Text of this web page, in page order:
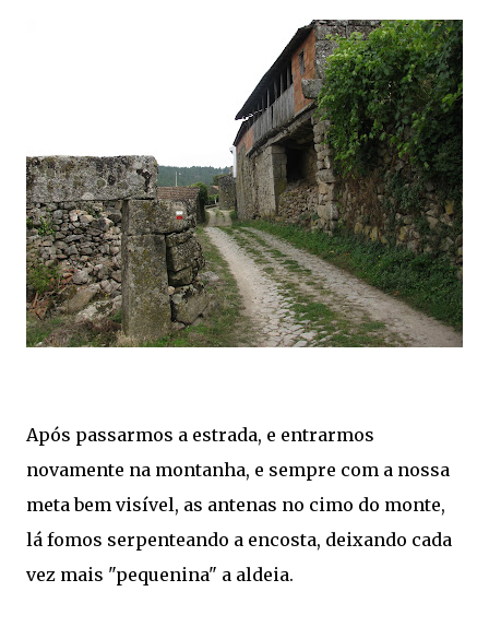
Após passarmos a estrada, e entrarmos
novamente na montanha, e sempre com a nossa
meta bem visível, as antenas no cimo do monte,
lá fomos serpenteando a encosta, deixando cada
vez mais "pequenina" a aldeia.